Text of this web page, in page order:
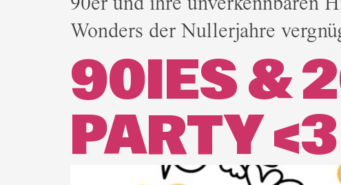
Wonders der Nullerjahre
90IES &
PARTY <3